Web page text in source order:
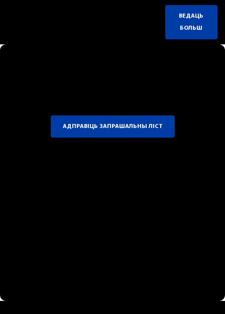
ВЕДАЦЬ
БОЛЬШ
АДПРАВІЦЬ ЗАПРАШАЛЬНЫ ЛІСТ